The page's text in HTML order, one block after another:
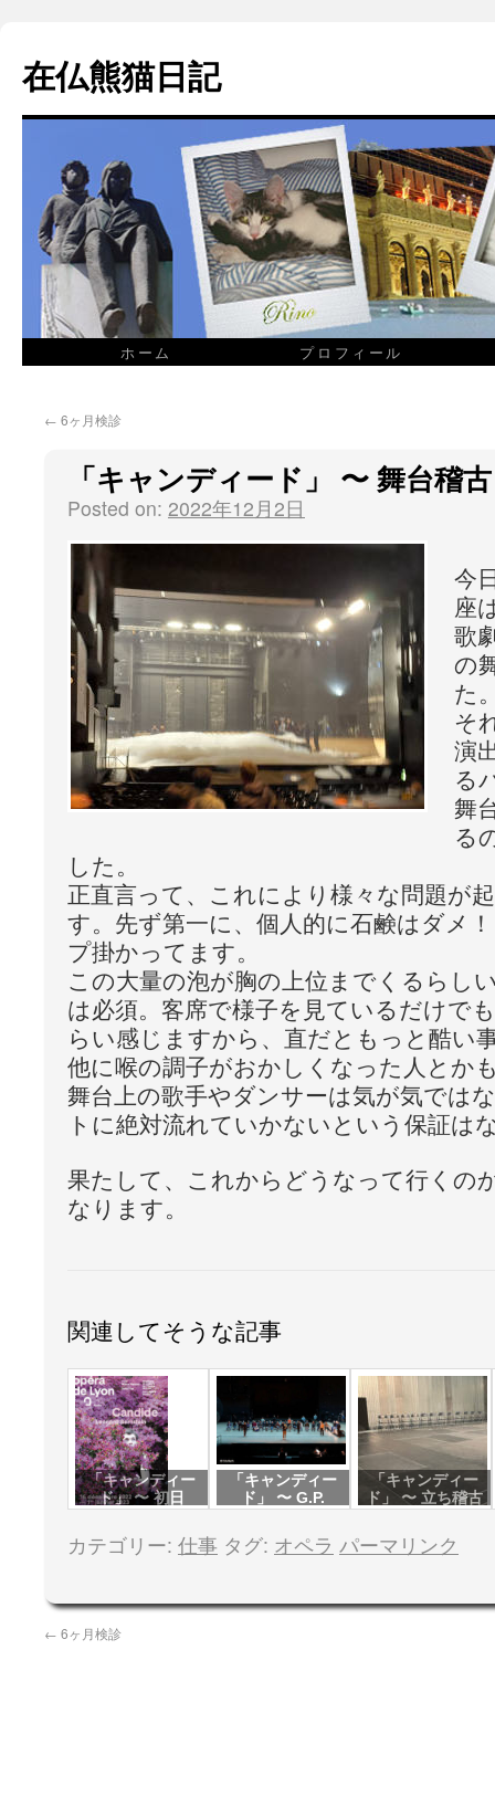
在仏熊猫日記
ホーム プロフィール
← 6ヶ月検診
「キャンディード」 〜 舞台稽古
Posted on: 2022年12月2日
今
座
歌
の
た
そ
演
る
舞
る
した。
正直言って、これにより様々な問題が
す。先ず第一に、個人的に石鹸はダメ
プ掛かってます。
この大量の泡が胸の上位までくるらし
は必須。客席で様子を見ているだけで
らい感じますから、直だともっと酷い
他に喉の調子がおかしくなった人とか
舞台上の歌手やダンサーは気が気では
トに絶対流れていかないという保証は
果たして、これからどうなって行くの
なります。
関連してそうな記事
「キャンディー
ド」 〜 初日
「キャンディー
ド」 〜 G.P.
「キャンディー
ド」 〜 立ち稽古
カテゴリー: 仕事 タグ: オペラ パーマリンク
← 6ヶ月検診